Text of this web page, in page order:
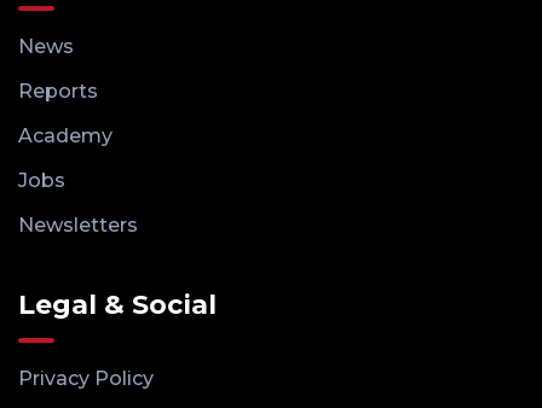
News
Reports
Academy
Jobs
Newsletters
Legal & Social
Privacy Policy